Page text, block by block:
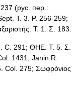
(рус. пер.:
T. 3. P. 256-259;
Τ. 1. Σ. 183.
С. 291; ΘΗΕ. Τ. 5. Σ.
1431; Janin R.
Col. 275; Σωφρόνιος